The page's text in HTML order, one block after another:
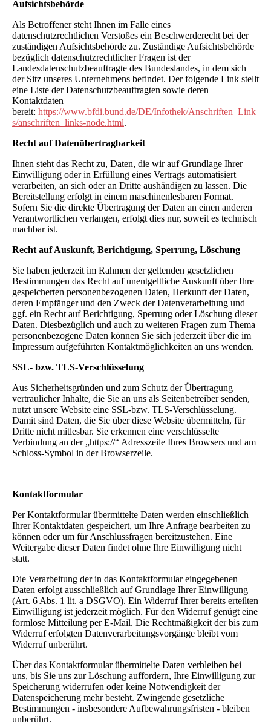
Aufsichtsbehörde
Als Betroffener steht Ihnen im Falle eines
datenschutzrechtlichen Verstoßes ein Beschwerderecht bei der
zuständigen Aufsichtsbehörde zu. Zuständige Aufsichtsbehörde
bezüglich datenschutzrechtlicher Fragen ist der
Landesdatenschutzbeauftragte des Bundeslandes, in dem sich
der Sitz unseres Unternehmens befindet. Der folgende Link stellt
eine Liste der Datenschutzbeauftragten sowie deren
Kontaktdaten
bereit: https://www.bfdi.bund.de/DE/Infothek/Anschriften_Link
s/anschriften_links-node.html.
Recht auf Datenübertragbarkeit
Ihnen steht das Recht zu, Daten, die wir auf Grundlage Ihrer
Einwilligung oder in Erfüllung eines Vertrags automatisiert
verarbeiten, an sich oder an Dritte aushändigen zu lassen. Die
Bereitstellung erfolgt in einem maschinenlesbaren Format.
Sofern Sie die direkte Übertragung der Daten an einen anderen
Verantwortlichen verlangen, erfolgt dies nur, soweit es technisch
machbar ist.
Recht auf Auskunft, Berichtigung, Sperrung, Löschung
Sie haben jederzeit im Rahmen der geltenden gesetzlichen
Bestimmungen das Recht auf unentgeltliche Auskunft über Ihre
gespeicherten personenbezogenen Daten, Herkunft der Daten,
deren Empfänger und den Zweck der Datenverarbeitung und
ggf. ein Recht auf Berichtigung, Sperrung oder Löschung dieser
Daten. Diesbezüglich und auch zu weiteren Fragen zum Thema
personenbezogene Daten können Sie sich jederzeit über die im
Impressum aufgeführten Kontaktmöglichkeiten an uns wenden.
SSL- bzw. TLS-Verschlüsselung
Aus Sicherheitsgründen und zum Schutz der Übertragung
vertraulicher Inhalte, die Sie an uns als Seitenbetreiber senden,
nutzt unsere Website eine SSL-bzw. TLS-Verschlüsselung.
Damit sind Daten, die Sie über diese Website übermitteln, für
Dritte nicht mitlesbar. Sie erkennen eine verschlüsselte
Verbindung an der „https://“ Adresszeile Ihres Browsers und am
Schloss-Symbol in der Browserzeile.
Kontaktformular
Per Kontaktformular übermittelte Daten werden einschließlich
Ihrer Kontaktdaten gespeichert, um Ihre Anfrage bearbeiten zu
können oder um für Anschlussfragen bereitzustehen. Eine
Weitergabe dieser Daten findet ohne Ihre Einwilligung nicht
statt.
Die Verarbeitung der in das Kontaktformular eingegebenen
Daten erfolgt ausschließlich auf Grundlage Ihrer Einwilligung
(Art. 6 Abs. 1 lit. a DSGVO). Ein Widerruf Ihrer bereits erteilten
Einwilligung ist jederzeit möglich. Für den Widerruf genügt eine
formlose Mitteilung per E-Mail. Die Rechtmäßigkeit der bis zum
Widerruf erfolgten Datenverarbeitungsvorgänge bleibt vom
Widerruf unberührt.
Über das Kontaktformular übermittelte Daten verbleiben bei
uns, bis Sie uns zur Löschung auffordern, Ihre Einwilligung zur
Speicherung widerrufen oder keine Notwendigkeit der
Datenspeicherung mehr besteht. Zwingende gesetzliche
Bestimmungen - insbesondere Aufbewahrungsfristen - bleiben
unberührt.